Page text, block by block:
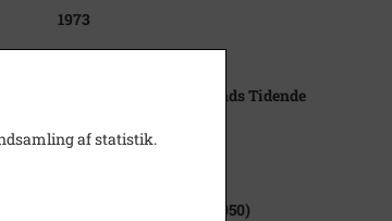
1973
25.10.1973
Anker Pedersen Sjællands Tidende
Hejninge Sogn (1000-2050)
af statistik.